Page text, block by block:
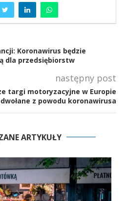
Koronawirus będzie
dla przedsiębiorstw
następny post
targi motoryzacyjne w Europie
z powodu koronawirusa
ARTYKUŁY